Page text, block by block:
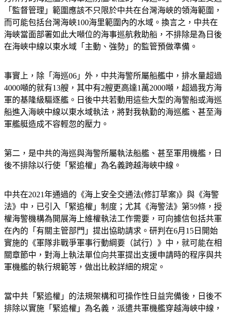
「監督管理」範圍應該不只限於中共在台灣海峽的領海範圍，
而可能包括台灣海峽100海里範圍內的水域。換言之，中共在
海峽當面部署如此大噸位的海事巡航救助船，不排除是為日後
在海峽中線以東水域「主動、強勢」的監管預做準備。
事實上，除「海巡06」外，中共海警所屬船艦中，排水量超過
4000噸的就有13艘，其中有2艘更高達1萬2000噸，超過我方海
軍的基隆級驅逐艦。日後中共若動用這些大型的海警船或海巡
船進入海峽中線以東水域執法，將對我執勤的海巡艦、甚至海
軍艦艇造成不容輕忽的壓力。
第二，是中共的海巡與海警所屬執法船艦、甚至軍用機艦，日
後不排除以行使「緊追權」為名義跨越海峽中線。
中共在2021年通過的《海上安全交通法(修訂草案)》與《海警
法》中，已引入「緊追權」制度；尤其《海警法》第59條，授
權海警機構為開展海上維權執法工作需要，可向據信包括共軍
在內的「有關主管部門」提出協助請求。研判在6月15日開始
實施的《軍隊非戰爭軍事行動綱要（試行）》中，就可能在相
關章節中，對海上執法單位向共軍提出支援申請時的程序與共
軍機艦的執行規範等，做出比較詳細的規定。
當中共「緊追權」的法規架構和可操作性日益完備後，日後不
排除以實施「緊追權」為名義，派遣共軍機艦穿越海峽中線，